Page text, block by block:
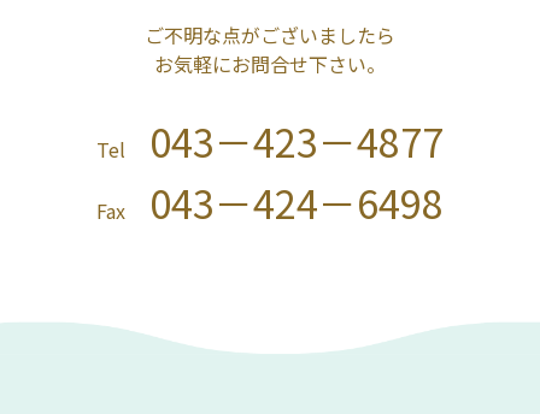
ご不明な点がございましたら
お気軽にお問合せ下さい。
Tel 043－423－4877
Fax 043－424－6498